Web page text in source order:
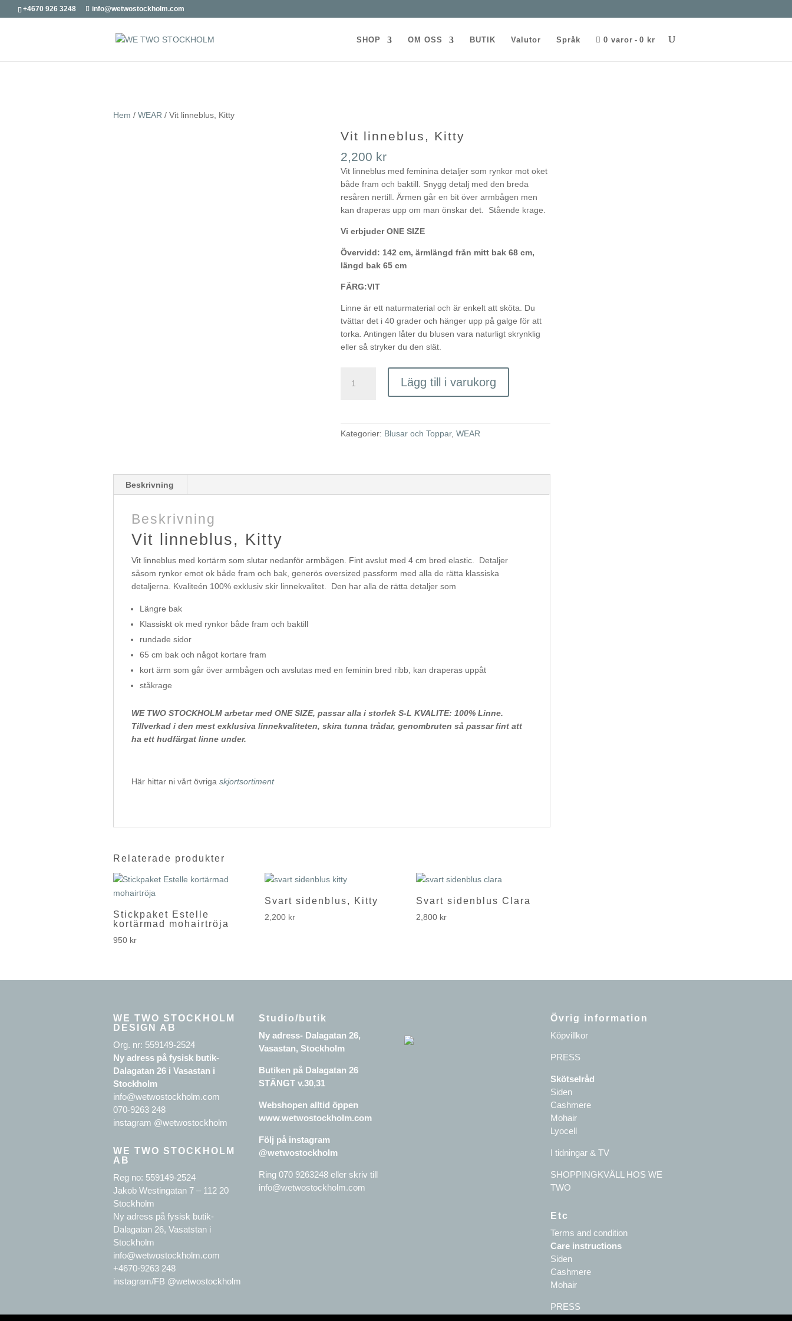
+4670 926 3248 info@wetwostockholm.com
SHOP OM OSS BUTIK Valutor Språk 0 varor 0 kr
Hem / WEAR / Vit linneblus, Kitty
Vit linneblus, Kitty
2,200 kr
Vit linneblus med feminina detaljer som rynkor mot oket
både fram och baktill. Snygg detalj med den breda
resåren nertill. Ärmen går en bit över armbågen men
kan draperas upp om man önskar det. Stående krage.
Vi erbjuder ONE SIZE
Övervidd: 142 cm, ärmlängd från mitt bak 68 cm,
längd bak 65 cm
FÄRG:VIT
Linne är ett naturmaterial och är enkelt att sköta. Du
tvättar det i 40 grader och hänger upp på galge för att
torka. Antingen låter du blusen vara naturligt skrynklig
eller så stryker du den slät.
linneblus,
Lägg till i varukorg
Kategorier: Blusar och Toppar, WEAR
Beskrivning
Beskrivning
Vit linneblus, Kitty
Vit linneblus med kortärm som slutar nedanför armbågen. Fint avslut med 4 cm bred elastic. Detaljer
såsom rynkor emot ok både fram och bak, generös oversized passform med alla de rätta klassiska
detaljerna. Kvaliteén 100% exklusiv skir linnekvalitet. Den har alla de rätta detaljer som
Längre bak
Klassiskt ok med rynkor både fram och baktill
rundade sidor
65 cm bak och något kortare fram
kort ärm som går över armbågen och avslutas med en feminin bred ribb, kan draperas uppåt
ståkrage
WE TWO STOCKHOLM arbetar med ONE SIZE, passar alla i storlek S-L KVALITE: 100% Linne.
Tillverkad i den mest exklusiva linnekvaliteten, skira tunna trådar, genombruten så passar fint att
ha ett hudfärgat linne under.
Här hittar ni vårt övriga skjortsortiment
Relaterade produkter
Stickpaket Estelle
kortärmad mohairtröja
950 kr
Svart sidenblus, Kitty
2,200 kr
Svart sidenblus Clara
2,800 kr
WE TWO STOCKHOLM
DESIGN AB
Org. nr: 559149-2524
Ny adress på fysisk butik-
Dalagatan 26 i Vasastan i
Stockholm
info@wetwostockholm.com
070-9263 248
instagram @wetwostockholm
WE TWO STOCKHOLM
AB
Reg no: 559149-2524
Jakob Westingatan 7 – 112 20
Stockholm
Ny adress på fysisk butik-
Dalagatan 26, Vasatstan i
Stockholm
info@wetwostockholm.com
+4670-9263 248
instagram/FB @wetwostockholm
Studio/butik
Ny adress- Dalagatan 26,
Vasastan, Stockholm
Butiken på Dalagatan 26
STÄNGT v.30,31
Webshopen alltid öppen
www.wetwostockholm.com
Följ på instagram
@wetwostockholm
Ring 070 9263248 eller skriv till
info@wetwostockholm.com
Övrig information
Köpvillkor
PRESS
Skötselråd
Siden
Cashmere
Mohair
Lyocell
I tidningar & TV
SHOPPINGKVÄLL HOS WE
TWO
Etc
Terms and condition
Care instructions
Siden
Cashmere
Mohair
PRESS